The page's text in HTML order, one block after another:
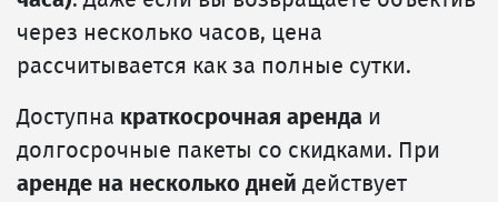
через несколько часов, цена
рассчитывается как за полные сутки.
Доступна краткосрочная аренда и
долгосрочные пакеты со скидками. При
аренде на несколько дней действует